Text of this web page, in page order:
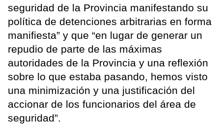
seguridad de la Provincia manifestando su
política de detenciones arbitrarias en forma
manifiesta” y que “en lugar de generar un
repudio de parte de las máximas
autoridades de la Provincia y una reflexión
sobre lo que estaba pasando, hemos visto
una minimización y una justificación del
accionar de los funcionarios del área de
seguridad”.